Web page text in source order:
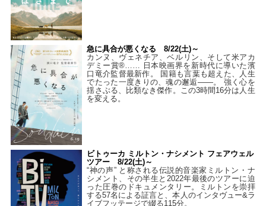
急に具合が悪くなる 8/22(土)～
カンヌ、ヴェネチア、ベルリン、そして米アカ
デミー賞®…… 日本映画界を新時代に導いた濱
口竜介監督最新作。 国籍も言葉も超えた、人生
でたった一度きりの、魂の邂逅――。 強く心を
揺さぶる、比類なき傑作。この3時間16分は人生
を変える。
ビトゥーカ ミルトン・ナシメント フェアウェル
ツアー 8/22(土)～
“神の声” と称される伝説的音楽家ミルトン・ナ
シメント、その半生と2022年最後のツアーに迫
った圧巻のドキュメンタリー。ミルトンを崇拝
する57名による証言と、本人のインタヴュー&ラ
イブフッテージで綴る115分。